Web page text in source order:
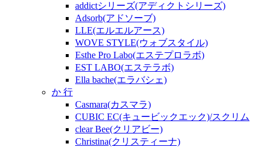
addictシリーズ(アディクトシリーズ)
Adsorb(アドソーブ)
LLE(エルエルアース)
WOVE STYLE(ウォブスタイル)
Esthe Pro Labo(エステプロラボ)
EST LABO(エステラボ)
Ella bache(エラバシェ)
か 行
Casmara(カスマラ)
CUBIC EC(キュービックエック)/スクリム
clear Bee(クリアビー)
Christina(クリスティーナ)